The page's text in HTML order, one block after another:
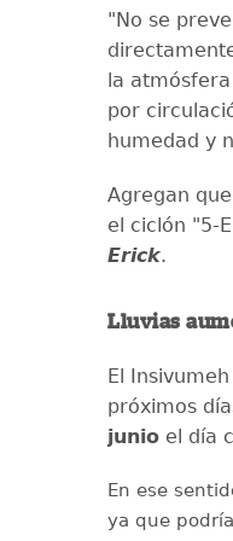
"No se
la
por
humedad y
Agregan
el ciclón "5-
Erick.
Lluvias
El
próximos
junio el día
En ese
ya que